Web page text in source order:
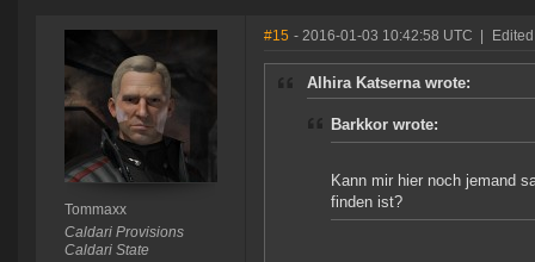
Tommaxx
Caldari Provisions
Caldari State
#15 - 2016-01-03 10:42:58 UTC
Alhira Katserna wrote:
Barkkor wrote:
Kann mir hier noch jemand
finden ist?